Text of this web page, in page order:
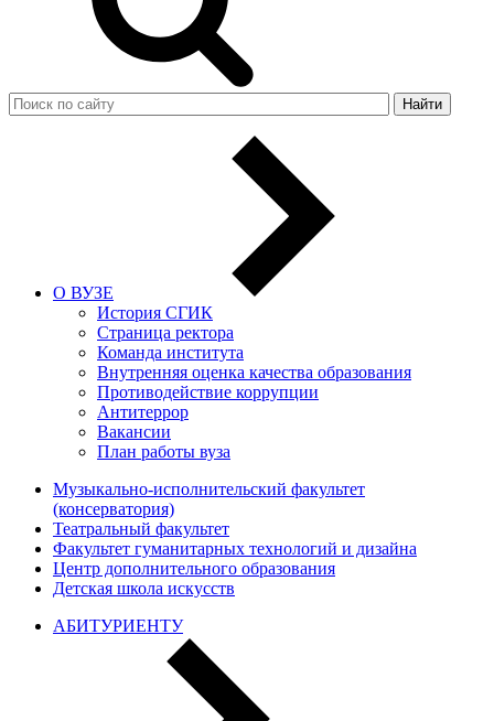
Найти
О ВУЗЕ
История СГИК
Страница ректора
Команда института
Внутренняя оценка качества образования
Противодействие коррупции
Антитеррор
Вакансии
План работы вуза
Музыкально-исполнительский факультет
(консерватория)
Театральный факультет
Факультет гуманитарных технологий и дизайна
Центр дополнительного образования
Детская школа искусств
АБИТУРИЕНТУ